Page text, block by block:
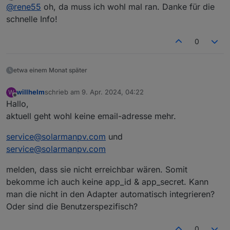
installiert worden ist. Upgrade ist Möglich?
Offline
@rene55 oh, da muss ich wohl mal ran. Danke für die
schnelle Info!
0
etwa einem Monat später
W
Offline
willhelmschrieb am 9. Apr. 2024, 04:22
zuletzt editiert von
Hallo,
aktuell geht wohl keine email-adresse mehr.
service@solarmanpv.com und
service@solarmanpv.com
melden, dass sie nicht erreichbar wären. Somit
bekomme ich auch keine app_id & app_secret. Kann
man die nicht in den Adapter automatisch integrieren?
Oder sind die Benutzerspezifisch?